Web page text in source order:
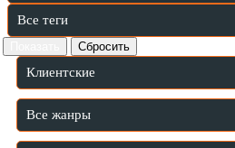
Все теги
Клиентские
Все жанры